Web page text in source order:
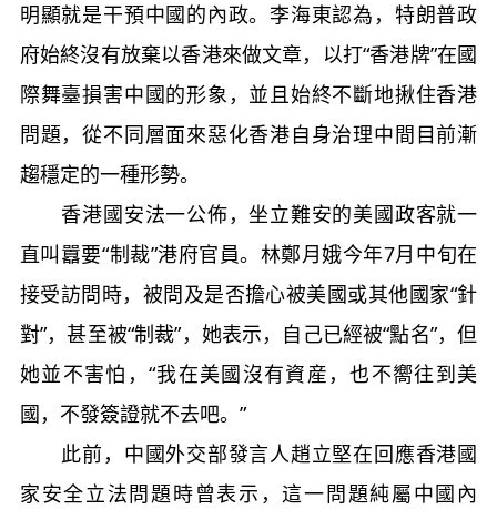
明顯就是干預中國的內政。李海東認為，特朗普政
府始終沒有放棄以香港來做文章，以打“香港牌”在國
際舞臺損害中國的形象，並且始終不斷地揪住香港
問題，從不同層面來惡化香港自身治理中間目前漸
趨穩定的一種形勢。
香港國安法一公佈，坐立難安的美國政客就一
直叫囂要“制裁”港府官員。林鄭月娥今年7月中旬在
接受訪問時，被問及是否擔心被美國或其他國家“針
對”，甚至被“制裁”，她表示，自己已經被“點名”，但
她並不害怕，“我在美國沒有資産，也不嚮往到美
國，不發簽證就不去吧。”
此前，中國外交部發言人趙立堅在回應香港國
家安全立法問題時曾表示，這一問題純屬中國內